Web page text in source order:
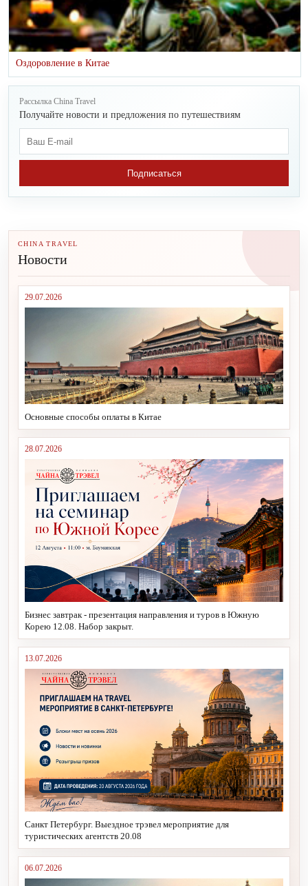
Оздоровление в Китае
Рассылка China Travel
Получайте новости и предложения по путешествиям
Подписаться
CHINA TRAVEL
Новости
29.07.2026
Основные способы оплаты в Китае
28.07.2026
Бизнес завтрак - презентация направления и туров в Южную
Корею 12.08. Набор закрыт.
13.07.2026
Санкт Петербург. Выездное трэвел мероприятие для
туристических агентств 20.08
06.07.2026